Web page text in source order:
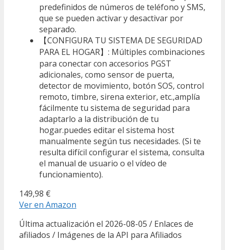
predefinidos de números de teléfono y SMS,
que se pueden activar y desactivar por
separado.
【CONFIGURA TU SISTEMA DE SEGURIDAD
PARA EL HOGAR】: Múltiples combinaciones
para conectar con accesorios PGST
adicionales, como sensor de puerta,
detector de movimiento, botón SOS, control
remoto, timbre, sirena exterior, etc.,amplía
fácilmente tu sistema de seguridad para
adaptarlo a la distribución de tu
hogar.puedes editar el sistema host
manualmente según tus necesidades. (Si te
resulta difícil configurar el sistema, consulta
el manual de usuario o el vídeo de
funcionamiento).
149,98 €
Ver en Amazon
Última actualización el 2026-08-05 / Enlaces de
afiliados / Imágenes de la API para Afiliados